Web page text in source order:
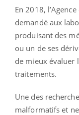
En 2018,
demandé aux
produisant des
ou un de ses
de mieux évaluer
traitements.
Une des
malformatifs et